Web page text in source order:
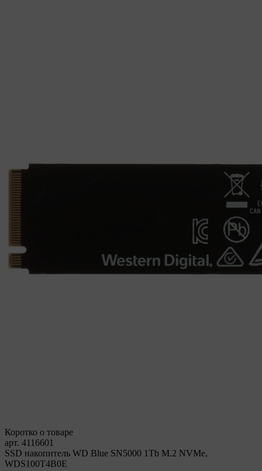
Коротко о товаре
арт. 4116601
SSD накопитель WD Blue SN5000 1Tb M.2 NVMe,
WDS100T4B0E